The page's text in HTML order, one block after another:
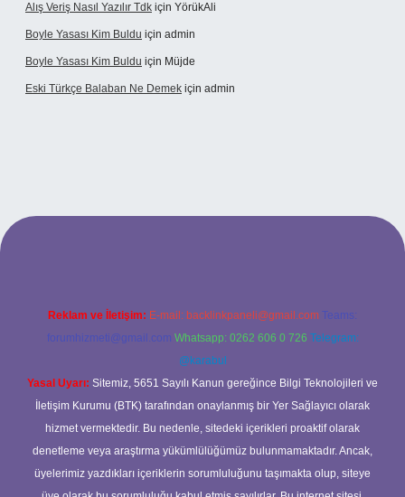
Alış Veriş Nasıl Yazılır Tdk için YörükAli
Boyle Yasası Kim Buldu için admin
Boyle Yasası Kim Buldu için Müjde
Eski Türkçe Balaban Ne Demek için admin
Reklam ve İletişim: E-mail: backlinkpaneli@gmail.com Teams:
forumhizmeti@gmail.com Whatsapp: 0262 606 0 726 Telegram:
@karabul
Yasal Uyarı: Sitemiz, 5651 Sayılı Kanun gereğince Bilgi Teknolojileri ve
İletişim Kurumu (BTK) tarafından onaylanmış bir Yer Sağlayıcı olarak
hizmet vermektedir. Bu nedenle, sitedeki içerikleri proaktif olarak
denetleme veya araştırma yükümlülüğümüz bulunmamaktadır. Ancak,
üyelerimiz yazdıkları içeriklerin sorumluluğunu taşımakta olup, siteye